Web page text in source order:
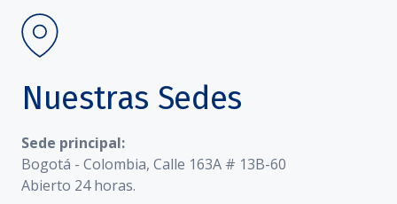
Nuestras Sedes
Sede principal:
Bogotá - Colombia, Calle 163A # 13B-60
Abierto 24 horas.